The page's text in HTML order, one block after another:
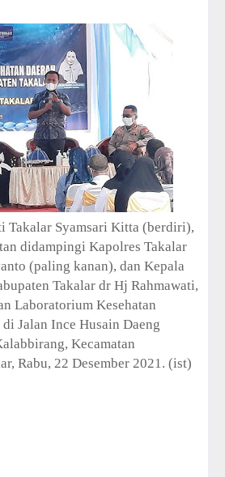
Takalar Syamsari Kitta (berdiri),
didampingi Kapolres Takalar
(paling kanan), dan Kepala
Takalar dr Hj Rahmawati,
Laboratorium Kesehatan
Jalan Ince Husain Daeng
Kecamatan
Rabu, 22 Desember 2021. (ist)